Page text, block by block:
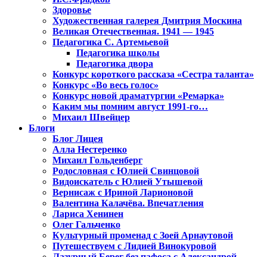
Здоровье
Художественная галерея Дмитрия Москина
Великая Отечественная. 1941 — 1945
Педагогика С. Артемьевой
Педагогика школы
Педагогика двора
Конкурс короткого рассказа «Сестра таланта»
Конкурс «Во весь голос»
Конкурс новой драматургии «Ремарка»
Каким мы помним август 1991-го…
Михаил Швейцер
Блоги
Блог Лицея
Алла Нестеренко
Михаил Гольденберг
Родословная с Юлией Свинцовой
Видоискатель с Юлией Утышевой
Вернисаж с Ириной Ларионовой
Валентина Калачёва. Впечатления
Лариса Хенинен
Олег Гальченко
Культурный променад с Зоей Арнаутовой
Путешествуем с Лидией Винокуровой